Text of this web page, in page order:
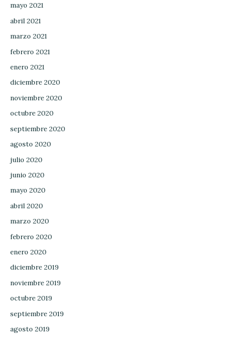
mayo 2021
abril 2021
marzo 2021
febrero 2021
enero 2021
diciembre 2020
noviembre 2020
octubre 2020
septiembre 2020
agosto 2020
julio 2020
junio 2020
mayo 2020
abril 2020
marzo 2020
febrero 2020
enero 2020
diciembre 2019
noviembre 2019
octubre 2019
septiembre 2019
agosto 2019